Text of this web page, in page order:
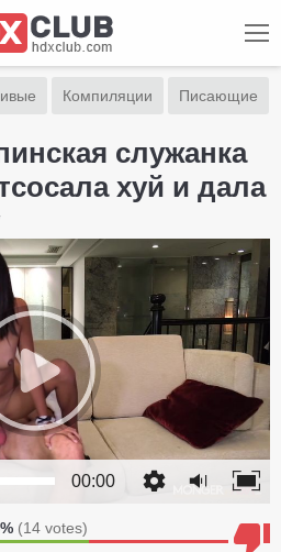
Компиляции Писающие
служанка
хуй и дала
00:00
(14 votes)